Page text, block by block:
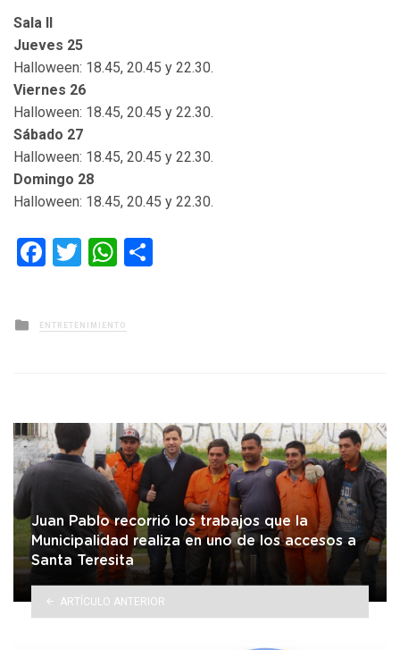
Sala II
Jueves 25
Halloween: 18.45, 20.45 y 22.30.
Viernes 26
Halloween: 18.45, 20.45 y 22.30.
Sábado 27
Halloween: 18.45, 20.45 y 22.30.
Domingo 28
Halloween: 18.45, 20.45 y 22.30.
Facebook
TwitterWhatsApp
Posted
in
ENTRETENIMIENTO
Juan Pablo recorrió los trabajos que la
Municipalidad realiza en uno de los accesos a
Santa Teresita
ARTÍCULO ANTERIOR